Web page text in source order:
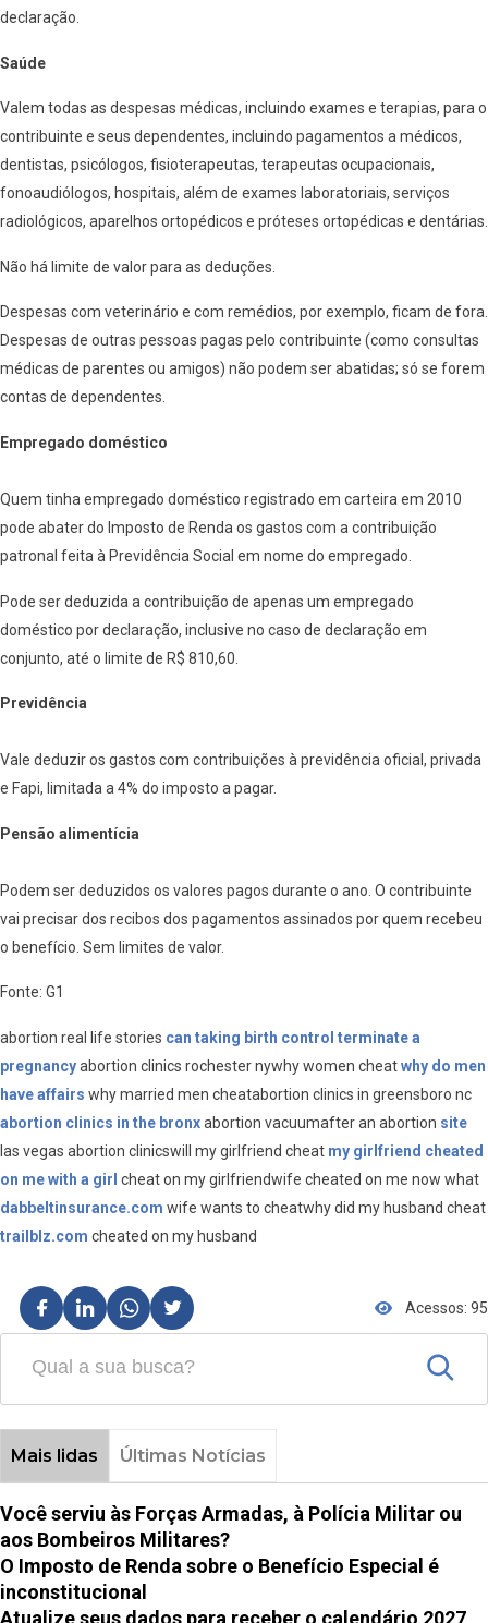
declaração.
Saúde
Valem todas as despesas médicas, incluindo exames e terapias, para o
contribuinte e seus dependentes, incluindo pagamentos a médicos,
dentistas, psicólogos, fisioterapeutas, terapeutas ocupacionais,
fonoaudiólogos, hospitais, além de exames laboratoriais, serviços
radiológicos, aparelhos ortopédicos e próteses ortopédicas e dentárias.
Não há limite de valor para as deduções.
Despesas com veterinário e com remédios, por exemplo, ficam de fora.
Despesas de outras pessoas pagas pelo contribuinte (como consultas
médicas de parentes ou amigos) não podem ser abatidas; só se forem
contas de dependentes.
Empregado doméstico
Quem tinha empregado doméstico registrado em carteira em 2010
pode abater do Imposto de Renda os gastos com a contribuição
patronal feita à Previdência Social em nome do empregado.
Pode ser deduzida a contribuição de apenas um empregado
doméstico por declaração, inclusive no caso de declaração em
conjunto, até o limite de R$ 810,60.
Previdência
Vale deduzir os gastos com contribuições à previdência oficial, privada
e Fapi, limitada a 4% do imposto a pagar.
Pensão alimentícia
Podem ser deduzidos os valores pagos durante o ano. O contribuinte
vai precisar dos recibos dos pagamentos assinados por quem recebeu
o benefício. Sem limites de valor.
Fonte: G1
abortion real life stories can taking birth control terminate a
pregnancyabortion clinics rochester nywhy women cheatwhy do men
have affairs why married men cheatabortion clinics in greensboro nc
abortion clinics in the bronxabortion vacuumafter an abortion site
las vegas abortion clinicswill my girlfriend cheat my girlfriend cheated
on me with a girl cheat on my girlfriendwife cheated on me now what
dabbeltinsurance.com wife wants to cheatwhy did my husband cheat
trailblz.com cheated on my husband
Acessos: 95
Mais lidas Últimas Notícias
Você serviu às Forças Armadas, à Polícia Militar ou
aos Bombeiros Militares?
O Imposto de Renda sobre o Benefício Especial é
inconstitucional
Atualize seus dados para receber o calendário 2027